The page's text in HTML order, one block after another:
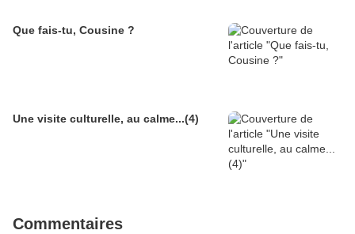
Que fais-tu, Cousine ?
Une visite culturelle, au calme...(4)
Commentaires